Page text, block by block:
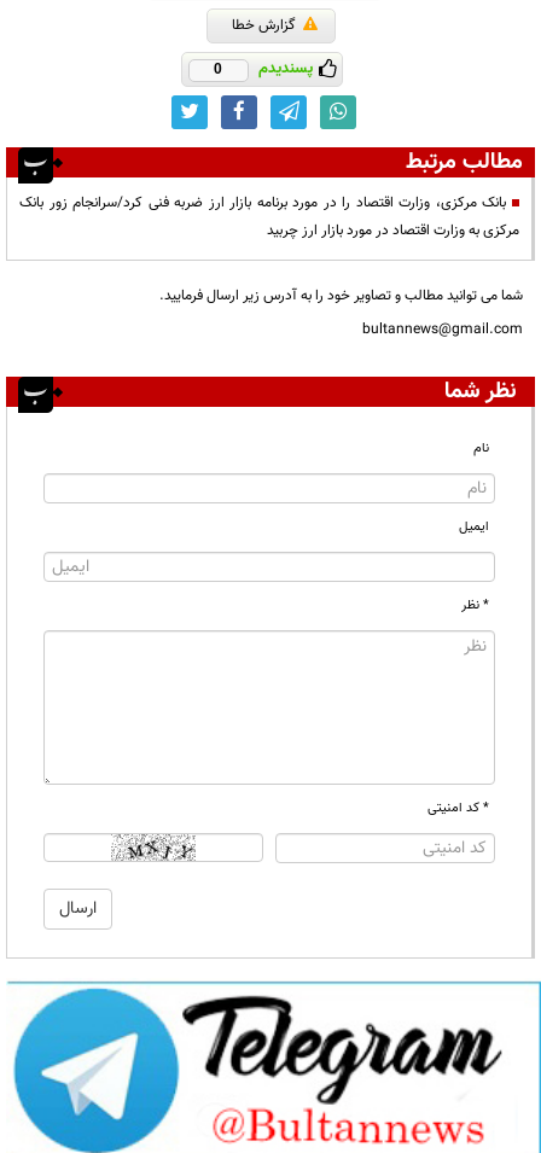
گزارش خطا
پسندیدم 0
مطالب مرتبط
بانک مرکزی، وزارت اقتصاد را در مورد برنامه بازار ارز ضربه فنی کرد/سرانجام زور بانک
مرکزی به وزارت اقتصاد در مورد بازار ارز چربید
شما می توانید مطالب و تصاویر خود را به آدرس زیر ارسال فرمایید.
bultannews@gmail.com
نظر شما
نام
ایمیل
* نظر
* کد امنیتی